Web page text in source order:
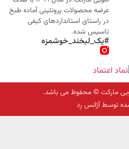
عرضه محصولات پروتئینی آماده طبخ
در راستای استانداردهای کیفی
تاسیس شده.
#یک_لبخند_خوشمزه
مارکت © محفوظ می باشد.
توسط آژانس رِد